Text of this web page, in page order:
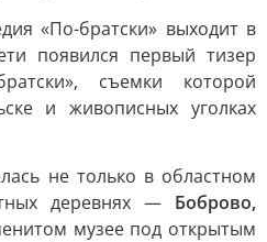
«По-братски» выходит в
появился первый тизер
съемки которой
и живописных уголках
не только в областном
деревнях — Боброво,
музее под открытым